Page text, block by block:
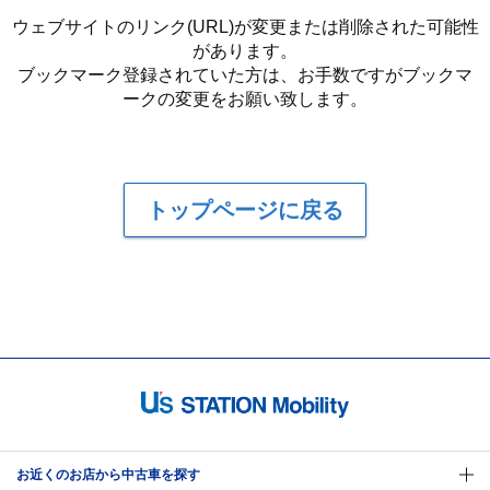
ウェブサイトのリンク(URL)が変更または削除された可能性
があります。
ブックマーク登録されていた方は、お手数ですがブックマ
ークの変更をお願い致します。
トップページに戻る
お近くのお店から中古車を探す